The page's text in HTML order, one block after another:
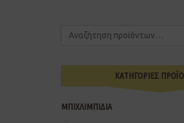
ΚΑΤΗΓΟΡΙΕΣ
ΜΠΙΧΛΙΜΠΙΔΙΑ